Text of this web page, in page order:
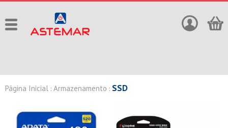
Página Inicial : Armazenamento : SSD